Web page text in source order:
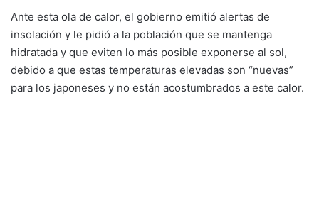
Ante esta ola de calor, el gobierno emitió alertas de
insolación y le pidió a la población que se mantenga
hidratada y que eviten lo más posible exponerse al sol,
debido a que estas temperaturas elevadas son “nuevas”
para los japoneses y no están acostumbrados a este calor.